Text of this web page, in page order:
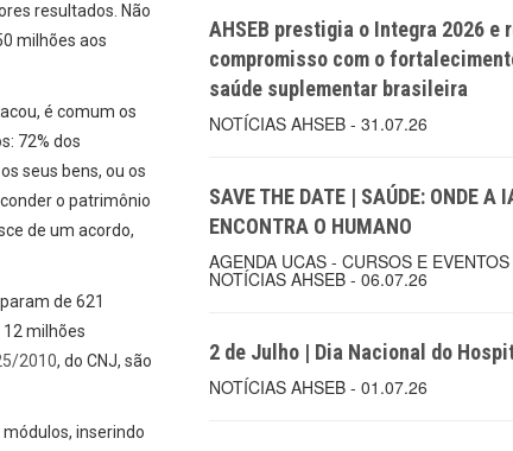
resultados. Não
milhões aos
é comum os
72% dos
seus bens, ou os
o patrimônio
de um acordo,
de 621
milhões
2010, do CNJ, são
inserindo
AHSEB prestigia o Integra 2026 e
compromisso com o
saúde suplementar brasileira
NOTÍCIAS AHSEB - 31.07.26
SAVE THE DATE | SAÚDE: ONDE A
ENCONTRA O HUMANO
AGENDA UCAS - CURSOS E EVENTOS
NOTÍCIAS AHSEB - 06.07.26
2 de Julho | Dia Nacional do
NOTÍCIAS AHSEB - 01.07.26